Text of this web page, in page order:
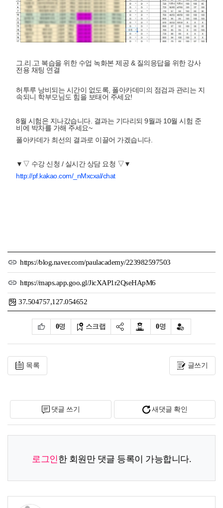
그.리.고 복습을 위한 수업 녹화본 제공 & 질의응답을 위한 강사
전용 채팅 연결
허투루 낭비되는 시간이 없도록, 폴아카데미의 점검과 관리는 지
속되니 학부모님도 힘을 보태어 주세요!
8월 시험은 지나갔습니다. 결과는 기다리되 9월과 10월 시험 준
비에 박차를 가해 주세요~
폴아카데가 최선의 결과로 이끌어 가겠습니다.
▼▽ 수강 신청 / 실시간 상담 요청 ▽▼
http://pf.kakao.com/_nMxcxal/chat
https://blog.naver.com/paulacademy/223982597503
https://maps.app.goo.gl/JicXAP1r2QseHApM6
37.504757,127.054652
0명 스크랩 0명
목록 글쓰기
댓글 쓰기 새댓글 확인
로그인한 회원만 댓글 등록이 가능합니다.